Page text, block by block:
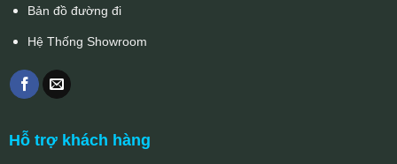
Bản đồ đường đi
Hệ Thống Showroom
Hỗ trợ khách hàng